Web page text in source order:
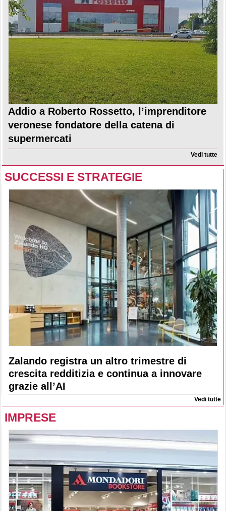
Addio a Roberto Rossetto, l’imprenditore
veronese fondatore della catena di
supermercati
Vedi tutte
SUCCESSI E STRATEGIE
Zalando registra un altro trimestre di
crescita redditizia e continua a innovare
grazie all’AI
Vedi tutte
IMPRESE